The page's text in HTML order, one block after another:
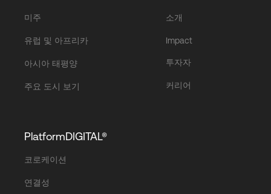
미주
유럽 및 아프리카
아시아 태평양
주요 도시 보기
소개
Impact
투자자
커리어
PlatformDIGITAL®
코로케이션
연결성